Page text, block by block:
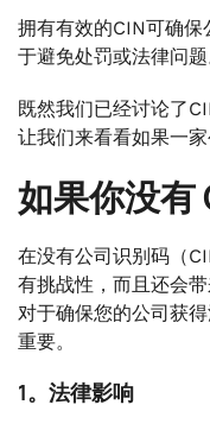
拥有有效的CIN可确
于避免处罚或法律问题
既然我们已经讨论了
让我们来看看如果一
如果你没有
在没有公司识别码（
有挑战性，而且还会
对于确保您的公司获
重要。
1。法律影响